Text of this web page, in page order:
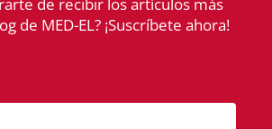
de MED-EL? ¡Suscríbete ahora!